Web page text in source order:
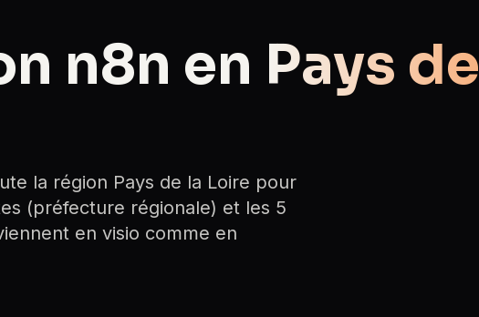
n8n en Pays de
la région Pays de la Loire pour
(préfecture régionale) et les 5
en visio comme en